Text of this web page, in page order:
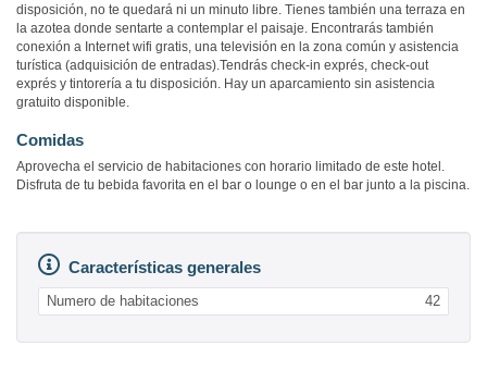
disposición, no te quedará ni un minuto libre. Tienes también una terraza en
la azotea donde sentarte a contemplar el paisaje. Encontrarás también
conexión a Internet wifi gratis, una televisión en la zona común y asistencia
turística (adquisición de entradas).Tendrás check-in exprés, check-out
exprés y tintorería a tu disposición. Hay un aparcamiento sin asistencia
gratuito disponible.
Comidas
Aprovecha el servicio de habitaciones con horario limitado de este hotel.
Disfruta de tu bebida favorita en el bar o lounge o en el bar junto a la piscina.
Características generales
Numero de habitaciones 42